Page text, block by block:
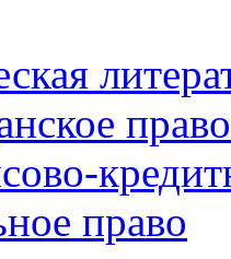
право
право